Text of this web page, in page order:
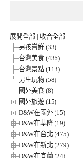
展開全部 | 收合全部
男孩嘗鮮 (33)
台灣美食 (436)
台灣景點 (113)
男生玩物 (58)
國外美食 (8)
國外旅遊 (15)
D&W在國外 (15)
D&W在基隆 (19)
D&W在台北 (475)
D&W在新北 (279)
D&W在宜蘭 (24)